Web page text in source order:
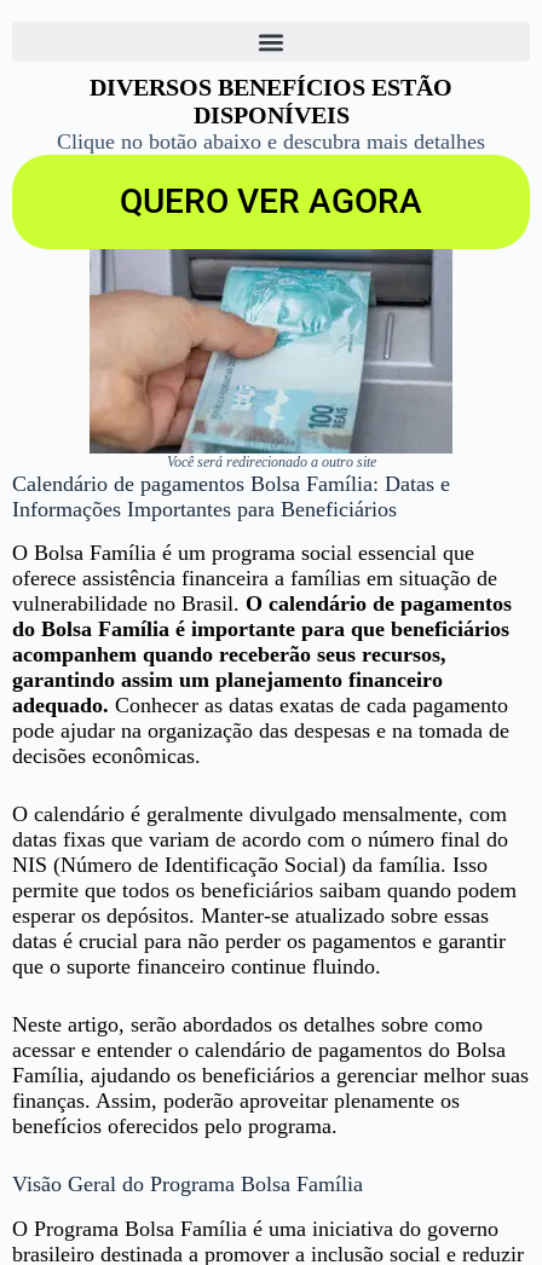
DIVERSOS BENEFÍCIOS ESTÃO
DISPONÍVEIS
Clique no botão abaixo e descubra mais detalhes
QUERO VER AGORA
Você será redirecionado a outro site
Calendário de pagamentos Bolsa Família: Datas e
Informações Importantes para Beneficiários
O Bolsa Família é um programa social essencial que
oferece assistência financeira a famílias em situação de
vulnerabilidade no Brasil. O calendário de pagamentos
do Bolsa Família é importante para que beneficiários
acompanhem quando receberão seus recursos,
garantindo assim um planejamento financeiro
adequado. Conhecer as datas exatas de cada pagamento
pode ajudar na organização das despesas e na tomada de
decisões econômicas.
O calendário é geralmente divulgado mensalmente, com
datas fixas que variam de acordo com o número final do
NIS (Número de Identificação Social) da família. Isso
permite que todos os beneficiários saibam quando podem
esperar os depósitos. Manter-se atualizado sobre essas
datas é crucial para não perder os pagamentos e garantir
que o suporte financeiro continue fluindo.
Neste artigo, serão abordados os detalhes sobre como
acessar e entender o calendário de pagamentos do Bolsa
Família, ajudando os beneficiários a gerenciar melhor suas
finanças. Assim, poderão aproveitar plenamente os
benefícios oferecidos pelo programa.
Visão Geral do Programa Bolsa Família
O Programa Bolsa Família é uma iniciativa do governo
brasileiro destinada a promover a inclusão social e reduzir